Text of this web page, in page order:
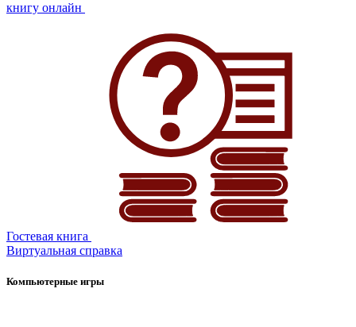
книгу онлайн
Гостевая книга
Виртуальная справка
Компьютерные игры